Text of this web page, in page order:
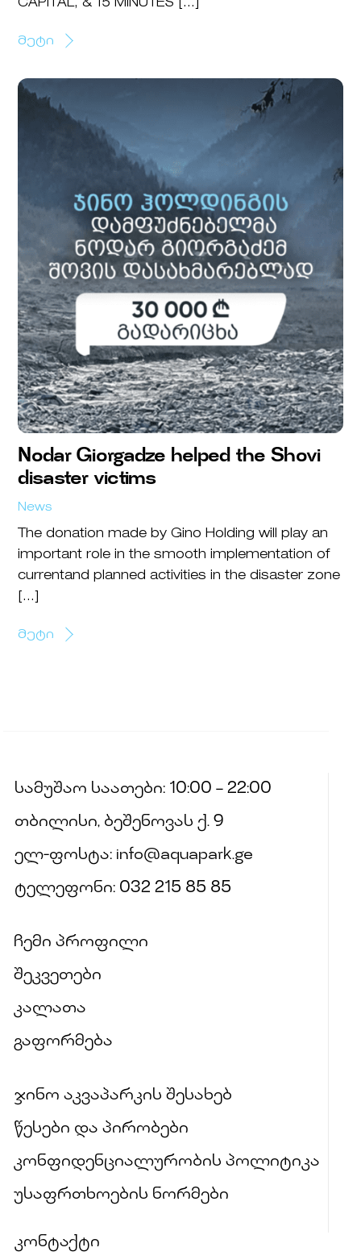
CAPITAL, & 15 MINUTES […]
მეტი
Nodar Giorgadze helped the Shovi
disaster victims
News
The donation made by Gino Holding will play an
important role in the smooth implementation of
currentand planned activities in the disaster zone
[…]
მეტი
სამუშაო საათები: 10:00 – 22:00
თბილისი, ბეშენოვას ქ. 9
ელ-ფოსტა: info@aquapark.ge
ტელეფონი: 032 215 85 85
ჩემი პროფილი
შეკვეთები
კალათა
გაფორმება
ჯინო აკვაპარკის შესახებ
წესები და პირობები
კონფიდენციალურობის პოლიტიკა
უსაფრთხოების ნორმები
კონტაქტი